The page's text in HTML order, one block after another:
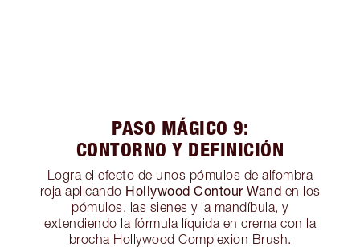
PASO MÁGICO 9:
CONTORNO Y DEFINICIÓN
Logra el efecto de unos pómulos de alfombra
roja aplicando Hollywood Contour Wand en los
pómulos, las sienes y la mandíbula, y
extendiendo la fórmula líquida en crema con la
brocha Hollywood Complexion Brush.